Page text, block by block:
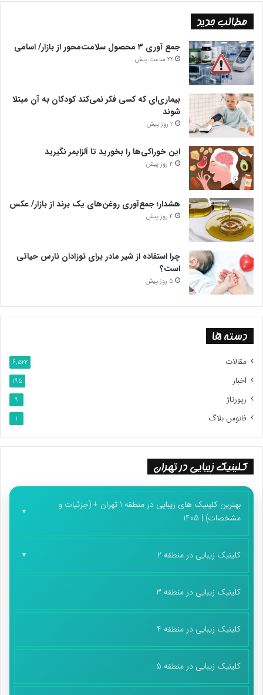
مطالب جدید
جمع آوری ۳ محصول سلامت‌محور از بازار/ اسامی
22 ساعت پیش
بیماری‌ای که کسی فکر نمی‌کند کودکان به آن مبتلا
شوند
2 روز پیش
این خوراکی‌ها را بخورید تا آلزایمر نگیرید
3 روز پیش
هشدار؛ جمع‌آوری روغن‌های یک برند از بازار/ عکس
4 روز پیش
چرا استفاده از شیر مادر برای نوزادان نارس حیاتی
است؟
5 روز پیش
دسته ها
مقالات 6,522
اخبار 195
رپورتاژ 9
فانوس بلاگ 1
کلینیک زیبایی در تهران
بهترین کلینیک های زیبایی در منطقه 1 تهران + (جزئیات و
مشخصات) | 1405
کلینیک زیبایی در منطقه 2
کلینیک زیبایی در منطقه 3
کلینیک زیبایی در منطقه 4
کلینیک زیبایی در منطقه 5